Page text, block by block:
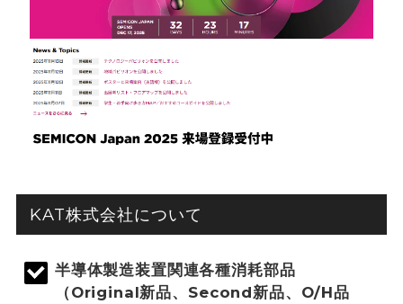
KAT株式会社について
半導体製造装置関連各種消耗部品
（Original新品、Second新品、O/H品